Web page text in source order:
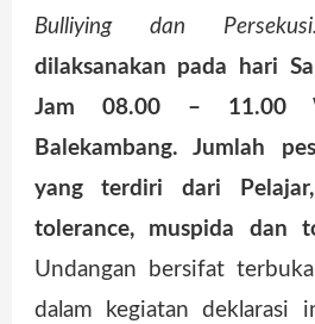
Bulliying dan Persekusi.
dilaksanakan pada hari
Jam 08.00 – 11.00
Balekambang. Jumlah
yang terdiri dari
tolerance, muspida dan
Undangan bersifat
dalam kegiatan deklarasi